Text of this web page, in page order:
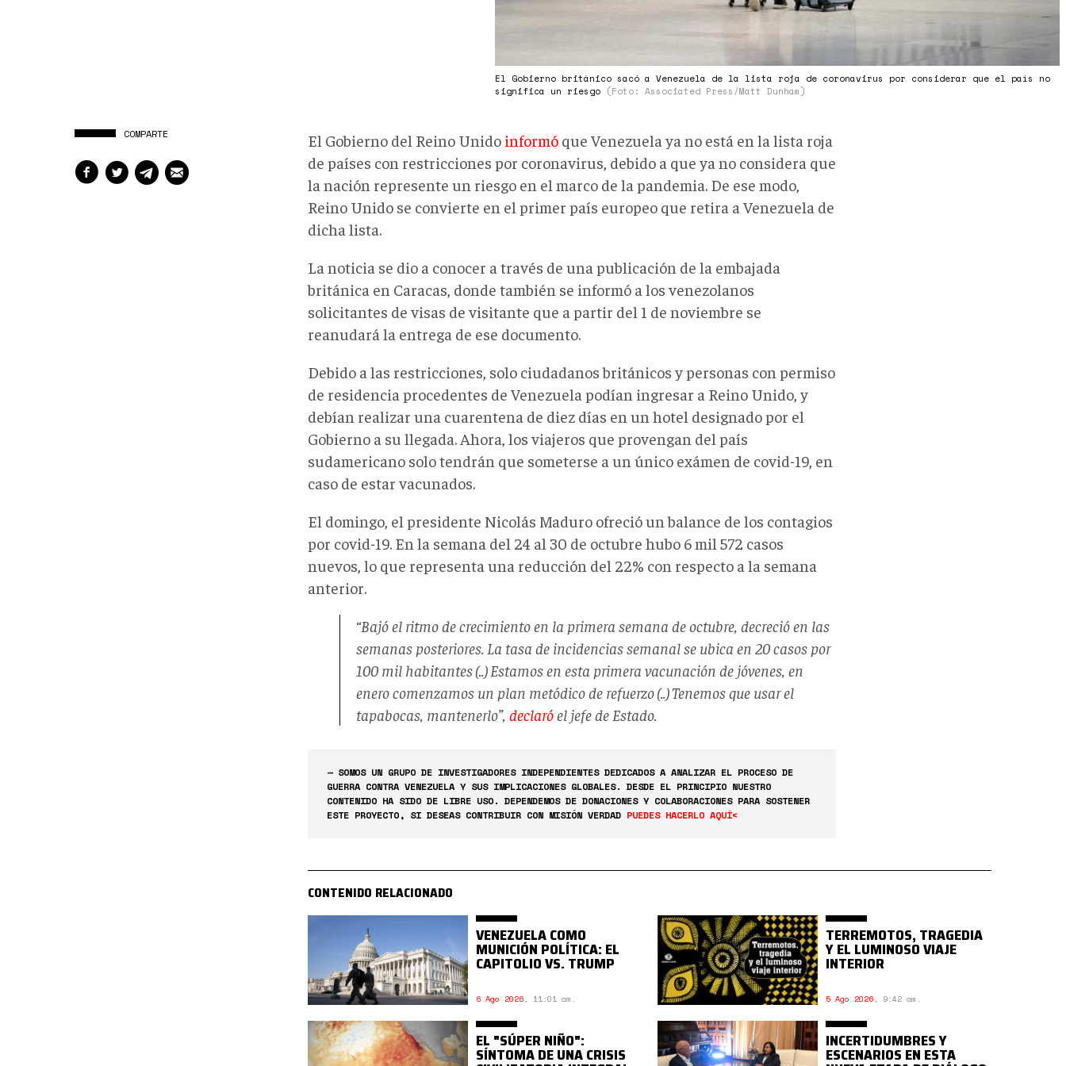
El Gobierno británico sacó a Venezuela de la lista roja de coronavirus por considerar que el país no
significa un riesgo (Foto: Associated Press/Matt Dunham)
COMPARTE El Gobierno del Reino Unido informó que Venezuela ya no está en la lista roja
de países con restricciones por coronavirus, debido a que ya no considera que
la nación represente un riesgo en el marco de la pandemia. De ese modo,
Reino Unido se convierte en el primer país europeo que retira a Venezuela de
dicha lista.
La noticia se dio a conocer a través de una publicación de la embajada
británica en Caracas, donde también se informó a los venezolanos
solicitantes de visas de visitante que a partir del 1 de noviembre se
reanudará la entrega de ese documento.
Debido a las restricciones, solo ciudadanos británicos y personas con permiso
de residencia procedentes de Venezuela podían ingresar a Reino Unido, y
debían realizar una cuarentena de diez días en un hotel designado por el
Gobierno a su llegada. Ahora, los viajeros que provengan del país
sudamericano solo tendrán que someterse a un único exámen de covid-19, en
caso de estar vacunados.
El domingo, el presidente Nicolás Maduro ofreció un balance de los contagios
por covid-19. En la semana del 24 al 30 de octubre hubo 6 mil 572 casos
nuevos, lo que representa una reducción del 22% con respecto a la semana
anterior.
“Bajó el ritmo de crecimiento en la primera semana de octubre, decreció en las
semanas posteriores. La tasa de incidencias semanal se ubica en 20 casos por
100 mil habitantes (..) Estamos en esta primera vacunación de jóvenes, en
enero comenzamos un plan metódico de refuerzo (..) Tenemos que usar el
tapabocas, mantenerlo”, declaróel jefe de Estado.
— SOMOS UN GRUPO DE INVESTIGADORES INDEPENDIENTES DEDICADOS A ANALIZAR EL PROCESO DE
GUERRA CONTRA VENEZUELA Y SUS IMPLICACIONES GLOBALES. DESDE EL PRINCIPIO NUESTRO
CONTENIDO HA SIDO DE LIBRE USO. DEPENDEMOS DE DONACIONES Y COLABORACIONES PARA SOSTENER
ESTE PROYECTO, SI DESEAS CONTRIBUIR CON MISIÓN VERDAD PUEDES HACERLO AQUÍ<
CONTENIDO RELACIONADO
VENEZUELA COMO
MUNICIÓN POLÍTICA: EL
CAPITOLIO VS. TRUMP
6 Ago 2026, 11:01 am.
TERREMOTOS, TRAGEDIA
Y EL LUMINOSO VIAJE
INTERIOR
5 Ago 2026, 9:42 am.
EL "SÚPER NIÑO":
SÍNTOMA DE UNA CRISIS
INCERTIDUMBRES Y
ESCENARIOS EN ESTA